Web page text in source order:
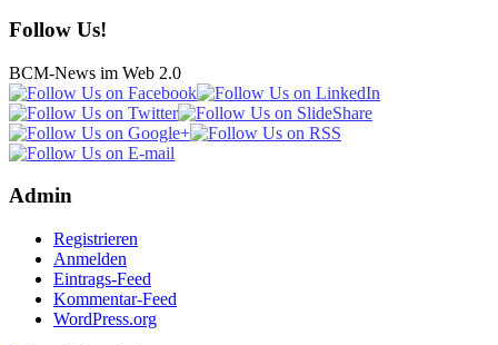
Follow Us!
BCM-News im Web 2.0
Admin
Registrieren
Anmelden
Eintrags-Feed
Kommentar-Feed
WordPress.org